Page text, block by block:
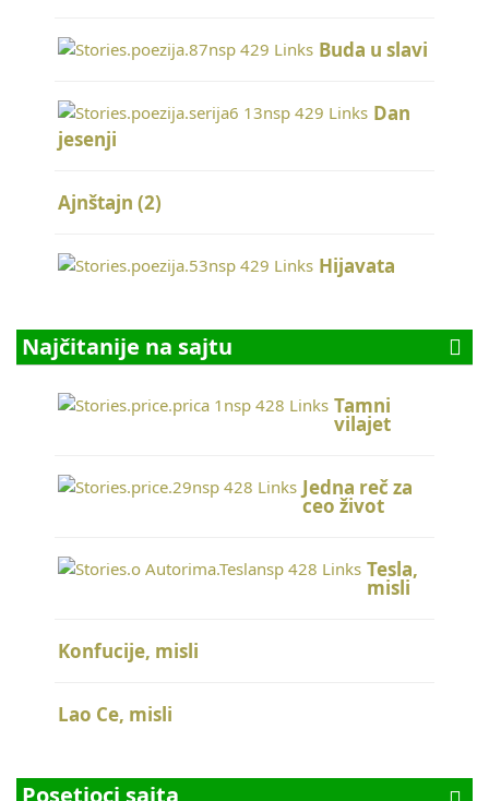
Buda u slavi
Dan
jesenji
Ajnštajn (2)
Hijavata
Najčitanije na sajtu
Tamni
vilajet
Jedna reč za
ceo život
Tesla,
misli
Konfucije, misli
Lao Ce, misli
Posetioci sajta